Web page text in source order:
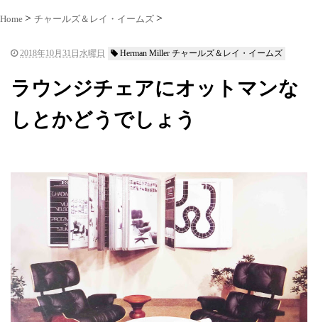
Home チャールズ＆レイ・イームズ
2018年10月31日水曜日 Herman Miller チャールズ＆レイ・イームズ
ラウンジチェアにオットマンな
しとかどうでしょう